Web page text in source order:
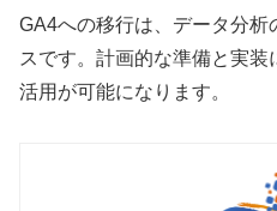
GA4への移行は、データ分
スです。計画的な準備と実
活用が可能になります。